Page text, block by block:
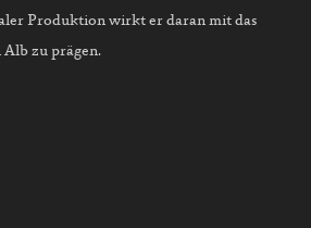
Produktion wirkt er daran mit das
Alb zu prägen.